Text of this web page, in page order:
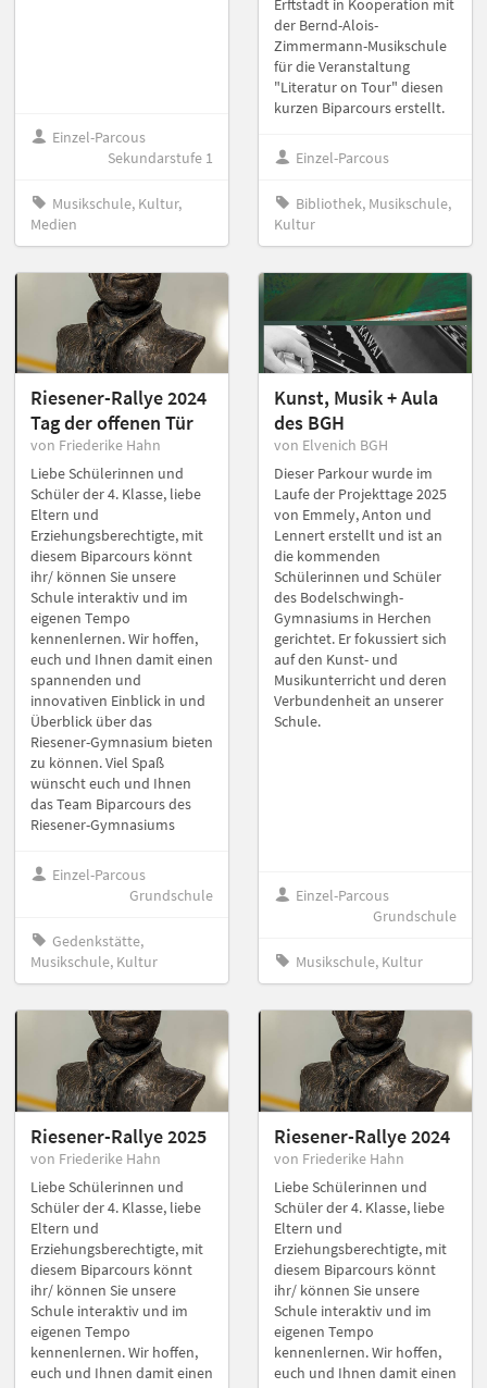
Einzel-Parcous
Sekundarstufe 1
Musikschule, Kultur,
Medien
Erftstadt in Kooperation mit
der Bernd-Alois-
Zimmermann-Musikschule
für die Veranstaltung
"Literatur on Tour" diesen
kurzen Biparcours erstellt.
Einzel-Parcous
Bibliothek, Musikschule,
Kultur
Riesener-Rallye 2024
Tag der offenen Tür
von Friederike Hahn
Liebe Schülerinnen und
Schüler der 4. Klasse, liebe
Eltern und
Erziehungsberechtigte, mit
diesem Biparcours könnt
ihr/ können Sie unsere
Schule interaktiv und im
eigenen Tempo
kennenlernen. Wir hoffen,
euch und Ihnen damit einen
spannenden und
innovativen Einblick in und
Überblick über das
Riesener-Gymnasium bieten
zu können. Viel Spaß
wünscht euch und Ihnen
das Team Biparcours des
Riesener-Gymnasiums
Einzel-Parcous
Grundschule
Gedenkstätte,
Musikschule, Kultur
Kunst, Musik + Aula
des BGH
von Elvenich BGH
Dieser Parkour wurde im
Laufe der Projekttage 2025
von Emmely, Anton und
Lennert erstellt und ist an
die kommenden
Schülerinnen und Schüler
des Bodelschwingh-
Gymnasiums in Herchen
gerichtet. Er fokussiert sich
auf den Kunst- und
Musikunterricht und deren
Verbundenheit an unserer
Schule.
Einzel-Parcous
Grundschule
Musikschule, Kultur
Riesener-Rallye 2025
von Friederike Hahn
Liebe Schülerinnen und
Schüler der 4. Klasse, liebe
Eltern und
Erziehungsberechtigte, mit
diesem Biparcours könnt
ihr/ können Sie unsere
Schule interaktiv und im
eigenen Tempo
kennenlernen. Wir hoffen,
euch und Ihnen damit einen
Riesener-Rallye 2024
von Friederike Hahn
Liebe Schülerinnen und
Schüler der 4. Klasse, liebe
Eltern und
Erziehungsberechtigte, mit
diesem Biparcours könnt
ihr/ können Sie unsere
Schule interaktiv und im
eigenen Tempo
kennenlernen. Wir hoffen,
euch und Ihnen damit einen